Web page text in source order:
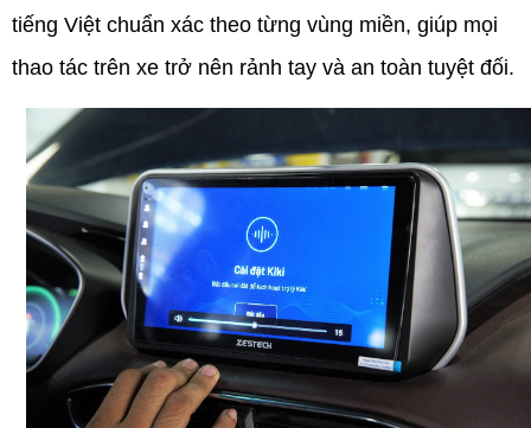
tiếng Việt chuẩn xác theo từng vùng miền, giúp mọi
thao tác trên xe trở nên rảnh tay và an toàn tuyệt đối.